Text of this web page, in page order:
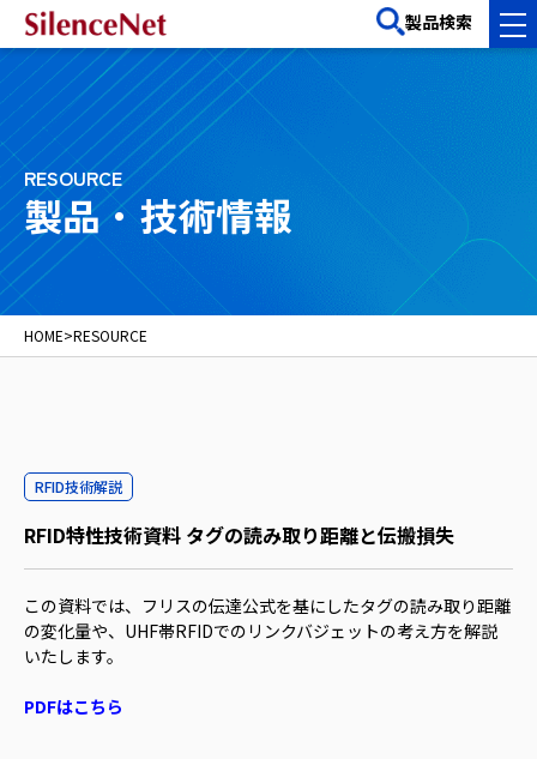
製品検索
RESOURCE
製品・技術情報
HOME>RESOURCE
RFID技術解説
RFID特性技術資料 タグの読み取り距離と伝搬損失
この資料では、フリスの伝達公式を基にしたタグの読み取り距離
の変化量や、UHF帯RFIDでのリンクバジェットの考え方を解説
いたします。
PDFはこちら